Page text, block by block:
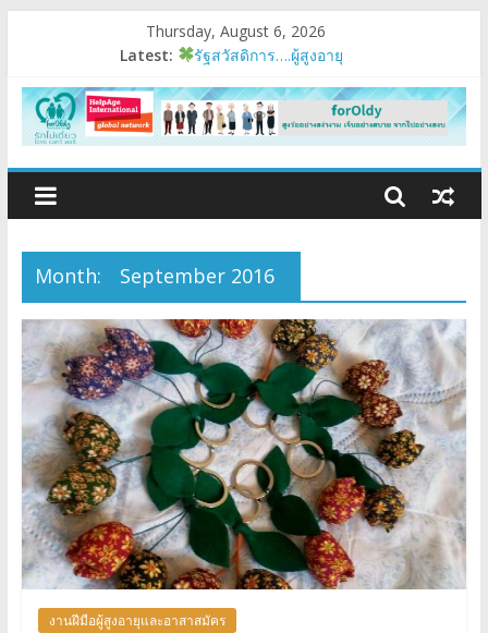
Thursday, August 6, 2026
Latest:
รัฐสวัสดิการ….ผู้สูงอายุ
มนุษย์ต่างวัย
Fest 2026
แรงบันดาลใจหนึ่ง
Month: September 2016
งานฝีมือผู้สูงอายุและอาสาสมัคร